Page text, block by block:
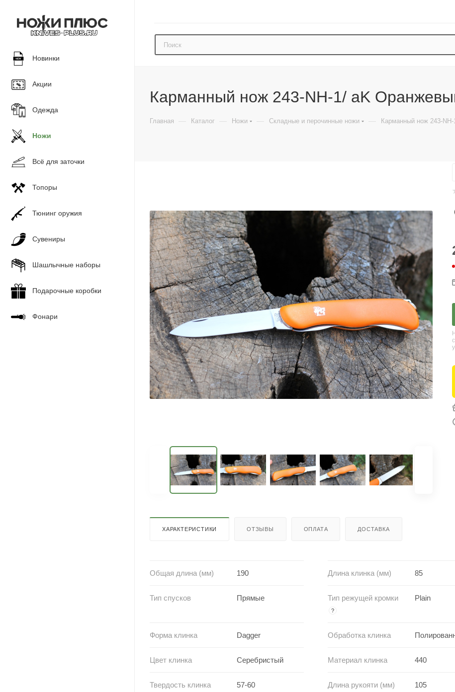
Новинки
Акции
Одежда
Ножи
Всё для заточки
Топоры
Тюнинг оружия
Сувениры
Шашлычные наборы
Подарочные коробки
Фонари
Карманный нож 243-NH-1/ aK
Главная — Каталог — Ножи — Складные и перочинные ножи — Карманный нож 243-
ХАРАКТЕРИСТИКИ ОТЗЫВЫ ОПЛАТА ДОСТАВКА
Общая длина (мм) 190 Длина клинка (мм) 85
Тип спусков Прямые Тип режущей кромки
?
Plain
Форма клинка Dagger Обработка клинка
Цвет клинка Серебристый Материал клинка 440
Твердость клинка
57-60 Длина рукояти (мм) 105